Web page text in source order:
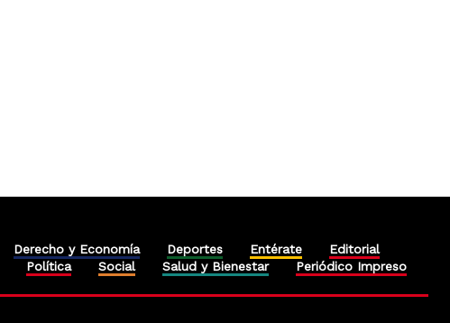
Derecho y Economía Deportes Entérate
Editorial
Política Social Salud y Bienestar Periódico Impreso